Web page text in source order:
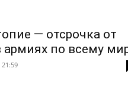
— отсрочка от
по всему